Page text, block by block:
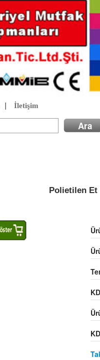
İletişim
Polietilen Et